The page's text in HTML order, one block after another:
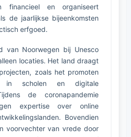
financieel en organiseert
de jaarlijkse bijeenkomsten
erfgoed.
van Noorwegen bij Unesco
locaties. Het land draagt
zoals het promoten
in scholen en digitale
de coronapandemie
expertise over online
Bovendien
voorvechter van vrede door